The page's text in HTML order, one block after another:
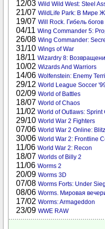
12/03 Wild Wild West: Steel
21/07 WildLife Park: В Мире
19/07 Will Rock. Гибель богов
04/11 Wing Commander 5:
26/08 Wing Commander:
31/10 Wings of War
18/11 Wizardry 8:
10/02 Wizards And Warriors
14/06 Wolfenstein: Enemy
29/12 World League Soccer
02/09 World of Battles
18/07 World of Chaos
11/02 World of Outlaws: Sprint
29/10 World War 2 Fighters
07/06 World War 2 Online:
30/06 World War 2: Frontline
11/06 World War 2: Recon
18/07 Worlds of Billy 2
11/06 Worms 2
20/09 Worms 3D
07/08 Worms Forts: Under
08/06 Worms. Мировая
17/02 Worms: Armageddon
23/09 WWE RAW